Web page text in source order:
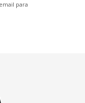
para